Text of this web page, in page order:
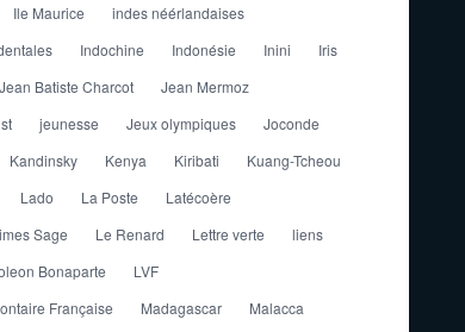
Ile Maurice
indes néérlandaises
Indochine Indonésie Inini
Iris
Jean Batiste Charcot
Jean Mermoz
jeunesse Jeux olympiques
Joconde
Kandinsky Kenya Kiribati
Kuang-Tcheou
Lado La Poste
Latécoère
Sage
Le Renard Lettre verte
liens
Bonaparte
LVF
Française
Madagascar
Malacca